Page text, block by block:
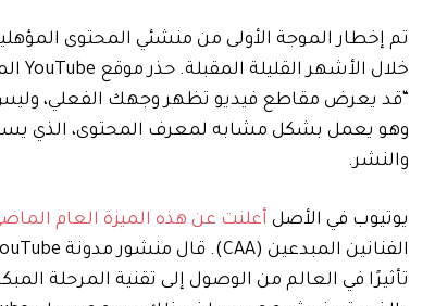
تم إخطار الموجة الأولى من منشئي المحتوى
خلال الأشهر القليلة المقبلة. حذر موقع YouTube المستخدمين الأوائل من الدخول
“قد يعرض مقاطع فيديو تظهر وجهك الفعلي،
والنشر.
يوتيوب في الأصل أعلنت عن هذه الميزة العام
تأثيرًا في العالم من الوصول إلى تقنية المرحلة